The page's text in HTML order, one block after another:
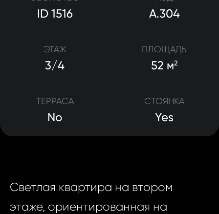
ID 1516 A.304
ЭТАЖ
3/4
ПЛОЩАДЬ
52 м2
ТЕРРАСА
No
СТОЯНКА
Yes
Светлая квартира на втором
этаже, ориентированная на